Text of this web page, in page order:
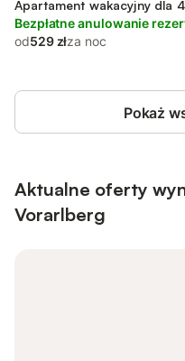
Apartament wakacyjny dla
Bezpłatne anulowanie
od529 złza noc
Pokaż
Aktualne oferty
Vorarlberg